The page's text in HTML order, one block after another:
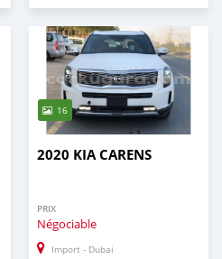
16
2020 KIA CARENS
PRIX
Négociable
Import - Dubai